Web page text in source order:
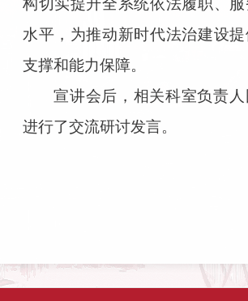
水平，为推动新时代法治建设
支撑和能力保障。
宣讲会后，相关科室负责
进行了交流研讨发言。